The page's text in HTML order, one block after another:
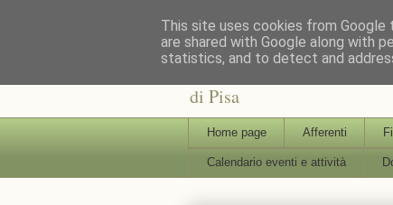
: : CAFRE : : Centro
di Pisa
Home page Afferenti
Calendario eventi e attività
This site uses cookies from Google
are shared with Google along with
statistics, and to detect and